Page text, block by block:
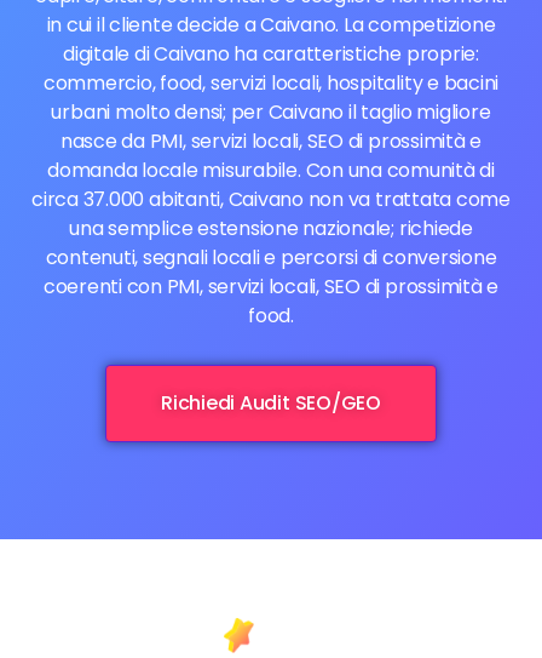
in cui il cliente decide a Caivano. La competizione
digitale di Caivano ha caratteristiche proprie:
commercio, food, servizi locali, hospitality e bacini
urbani molto densi; per Caivano il taglio migliore
nasce da PMI, servizi locali, SEO di prossimità e
domanda locale misurabile. Con una comunità di
circa 37.000 abitanti, Caivano non va trattata come
una semplice estensione nazionale; richiede
contenuti, segnali locali e percorsi di conversione
coerenti con PMI, servizi locali, SEO di prossimità e
food.
Richiedi Audit SEO/GEO